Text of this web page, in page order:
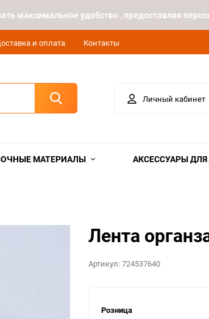
максимальное удобство , предоставляя
и оплата Контакты
Личный кабинет
МАТЕРИАЛЫ АКСЕССУАРЫ
Лента
Артикул:724537640
Розница